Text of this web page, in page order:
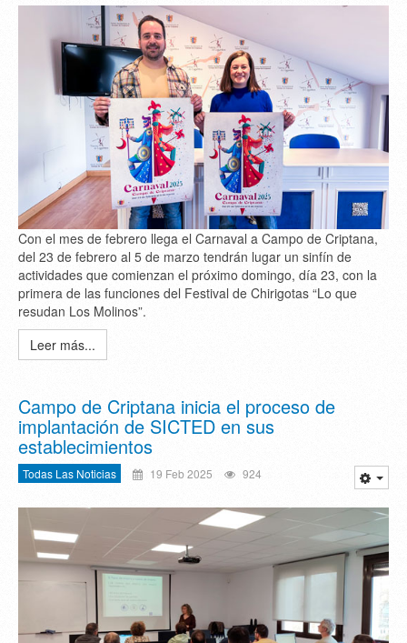
Con el mes de febrero llega el Carnaval a Campo de Criptana,
del 23 de febrero al 5 de marzo tendrán lugar un sinfín de
actividades que comienzan el próximo domingo, día 23, con la
primera de las funciones del Festival de Chirigotas “Lo que
resudan Los Molinos”.
Leer más...
Campo de Criptana inicia el proceso de
implantación de SICTED en sus
establecimientos
Todas Las Noticias 19 Feb 2025 924